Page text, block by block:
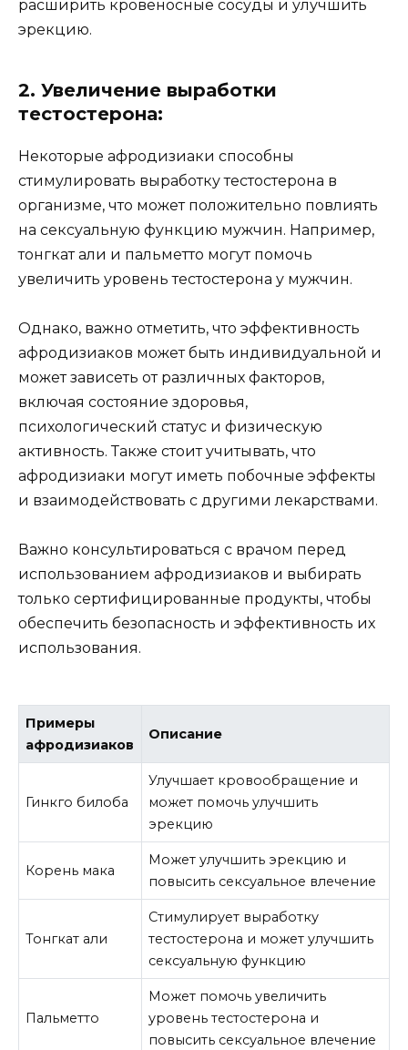
расширить кровеносные сосуды и улучшить
эрекцию.
2. Увеличение выработки
тестостерона:
Некоторые афродизиаки способны
стимулировать выработку тестостерона в
организме, что может положительно повлиять
на сексуальную функцию мужчин. Например,
тонгкат али и пальметто могут помочь
увеличить уровень тестостерона у мужчин.
Однако, важно отметить, что эффективность
афродизиаков может быть индивидуальной и
может зависеть от различных факторов,
включая состояние здоровья,
психологический статус и физическую
активность. Также стоит учитывать, что
афродизиаки могут иметь побочные эффекты
и взаимодействовать с другими лекарствами.
Важно консультироваться с врачом перед
использованием афродизиаков и выбирать
только сертифицированные продукты, чтобы
обеспечить безопасность и эффективность их
использования.
Примеры
афродизиаков
Описание
Гинкго билоба
Улучшает кровообращение и
может помочь улучшить
эрекцию
Корень мака
Может улучшить эрекцию и
повысить сексуальное влечение
Тонгкат али
Стимулирует выработку
тестостерона и может улучшить
сексуальную функцию
Пальметто
Может помочь увеличить
уровень тестостерона и
повысить сексуальное влечение